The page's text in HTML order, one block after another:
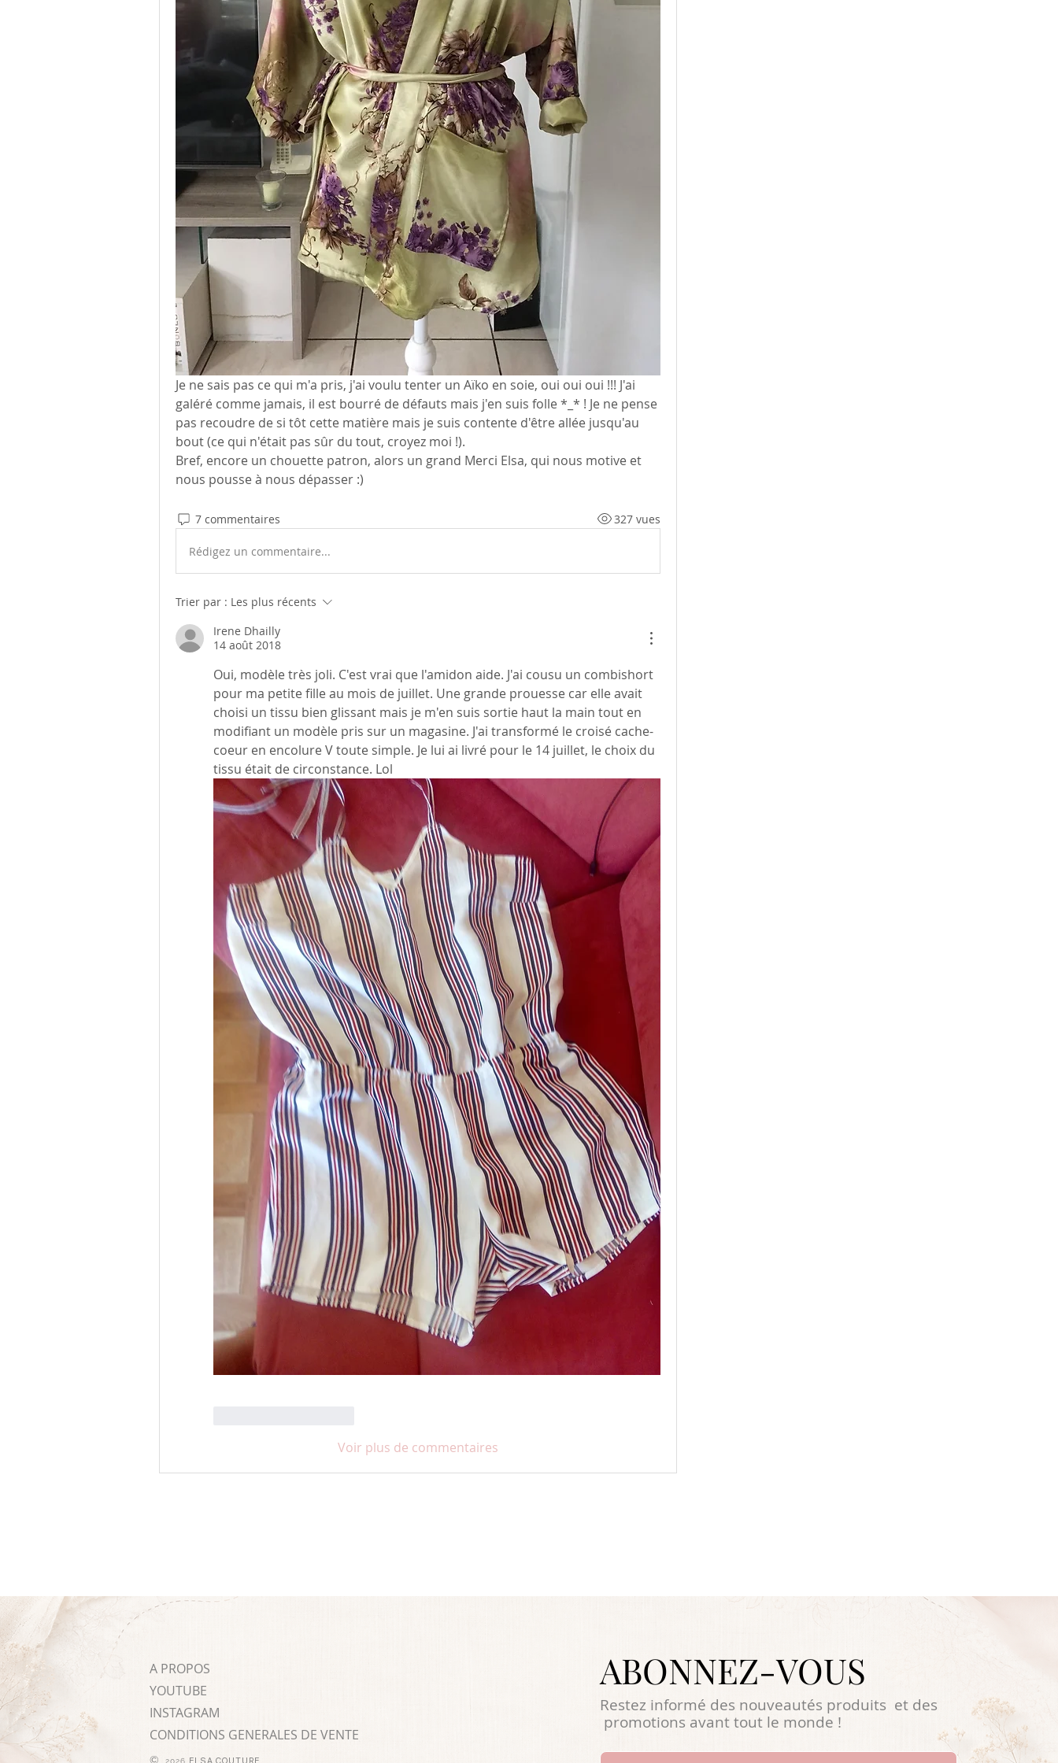
Je ne sais pas ce qui m'a pris, j'ai voulu tenter un Aïko en soie, oui oui oui !!! J'ai
galéré comme jamais, il est bourré de défauts mais j'en suis folle *_* ! Je ne pense
pas recoudre de si tôt cette matière mais je suis contente d'être allée jusqu'au
bout (ce qui n'était pas sûr du tout, croyez moi !).
Bref, encore un chouette patron, alors un grand Merci Elsa, qui nous motive et
nous pousse à nous dépasser :)
7 commentaires 327 vues
Rédigez un commentaire...
Trier par : Les plus récents
Irene Dhailly
14 août 2018
Oui, modèle très joli. C'est vrai que l'amidon aide. J'ai cousu un combishort
pour ma petite fille au mois de juillet. Une grande prouesse car elle avait
choisi un tissu bien glissant mais je m'en suis sortie haut la main tout en
modifiant un modèle pris sur un magasine. J'ai transformé le croisé cache-
coeur en encolure V toute simple. Je lui ai livré pour le 14 juillet, le choix du
tissu était de circonstance. Lol
Voir plus de commentaires
A PROPOS
YOUTUBE
INSTAGRAM
CONDITIONS GENERALES DE VENTE
© 2026 ELSA COUTURE
ABONNEZ-VOUS
Restez informé des nouveautés produits et des
promotions avant tout le monde !